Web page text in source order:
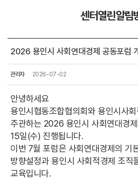
센터열린알림
2026 용인시 사회연대경제 공동포럼
관리자 2026-07-02
안녕하세요
용인시협동조합협의회와 용인시사
주관하는 2026 용인시 사회연대경
15일(수) 진행됩니다.
이번 7월 포럼은 사회연대경제의 기
방향설정과 용인시 사회적경제 조직
교육입니다.